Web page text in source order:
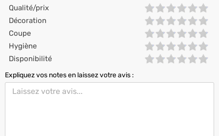
Qualité/prix
Décoration
Coupe
Hygiène
Disponibilité
Expliquez vos notes en laissez votre avis :